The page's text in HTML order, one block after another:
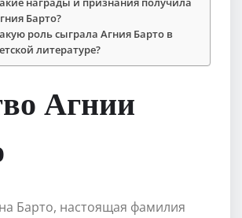
Барто?
роль сыграла Агния Барто в
литературе?
Агнии
Барто, настоящая фамилия